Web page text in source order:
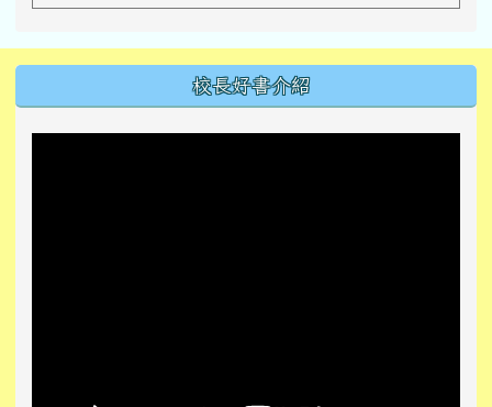
校長好書介紹